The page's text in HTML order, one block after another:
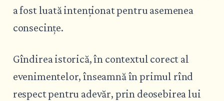
a fost luată intenționat pentru asemenea
consecințe.
Gîndirea istorică, în contextul corect al
evenimentelor, înseamnă în primul rînd
respect pentru adevăr, prin deosebirea lui